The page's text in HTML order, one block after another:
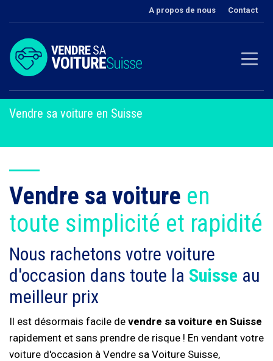
A propos de nous Contact
Vendre sa voiture en Suisse
Vendre sa voiture en
toute simplicité et rapidité
Nous rachetons votre voiture
d'occasion dans toute la Suisse au
meilleur prix
Il est désormais facile de vendre sa voiture en Suisse
rapidement et sans prendre de risque ! En vendant votre
voiture d'occasion à Vendre sa Voiture Suisse,